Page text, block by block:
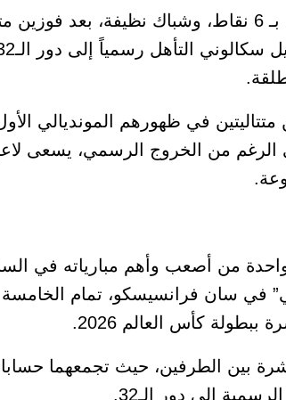
في ظهورهم المونديالي
أمام الجزائر بنتيجة (2-1). وعلى الرغم من الخروج
من أصعب وأهم مبارياته في
في سان فرانسيسكو، تمام
كأس العالم 2026.
بين الطرفين، حيث تجمعهما
إلى دور الـ32.